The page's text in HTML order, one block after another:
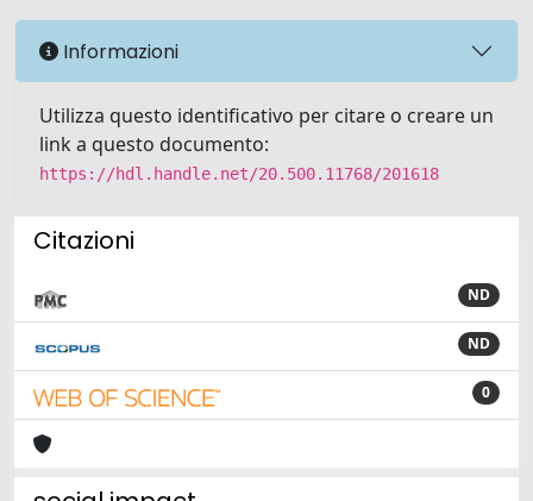
Informazioni
Utilizza questo identificativo per citare o creare un
link a questo documento:
https://hdl.handle.net/20.500.11768/201618
Citazioni
ND
ND
0